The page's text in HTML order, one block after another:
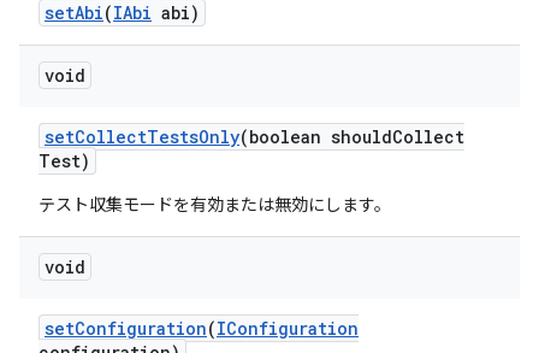
setAbi(IAbi abi)
void
setCollectTestsOnly(boolean shouldCollect
Test)
テスト収集モードを有効または無効にします。
void
setConfiguration(IConfiguration